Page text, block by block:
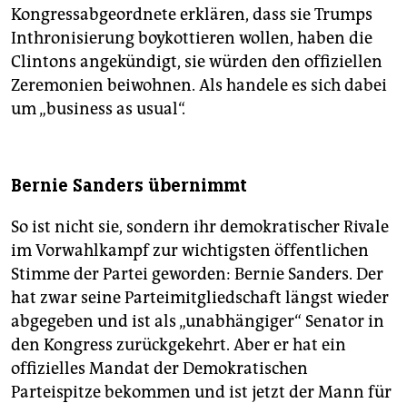
Kongressabgeordnete erklären, dass sie Trumps
Inthronisierung boykottieren wollen, haben die
Clintons angekündigt, sie würden den offiziellen
Zeremonien beiwohnen. Als handele es sich dabei
um „business as usual“.
Bernie Sanders übernimmt
So ist nicht sie, sondern ihr demokratischer Rivale
im Vorwahlkampf zur wichtigsten öffentlichen
Stimme der Partei geworden: Bernie Sanders. Der
hat zwar seine Parteimitgliedschaft längst wieder
abgegeben und ist als „unabhängiger“ Senator in
den Kongress zurückgekehrt. Aber er hat ein
offizielles Mandat der Demokratischen
Parteispitze bekommen und ist jetzt der Mann für